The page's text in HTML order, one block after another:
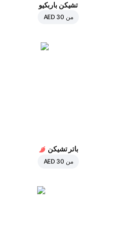
تشيكن باربكيو
من AED 30
باتر تشيكن
من AED 30